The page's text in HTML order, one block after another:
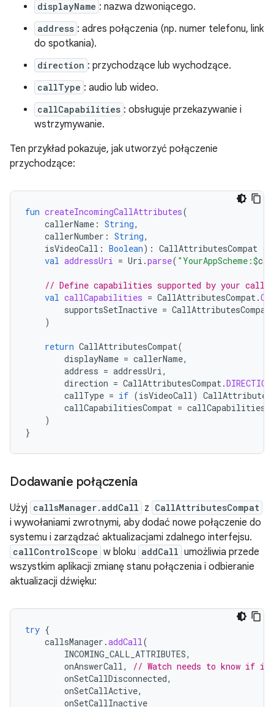
displayName : nazwa dzwoniącego.
address : adres połączenia (np. numer telefonu, link
do spotkania).
direction : przychodzące lub wychodzące.
callType : audio lub wideo.
callCapabilities : obsługuje przekazywanie i
wstrzymywanie.
Ten przykład pokazuje, jak utworzyć połączenie
przychodzące:
fun createIncomingCallAttributes(
callerName : String,
callerNumber : String,
isVideoCall : Boolean): CallAttributesCompat {
val addressUri = Uri .parse( "YourAppScheme:$
// Define capabilities supported by your call.
val callCapabilities = CallAttributesCompat.
supportsSetInactive = CallAttributesCompat
)
return CallAttributesCompat(
displayName = callerName,
address = addressUri,
direction = CallAttributesCompat.
callType = if (isVideoCall)
callCapabilitiesCompat = callCapabilities
)
}
Dodawanie połączenia
Użyj callsManager.addCall z CallAttributesCompat
i wywołaniami zwrotnymi, aby dodać nowe połączenie do
systemu i zarządzać aktualizacjami zdalnego interfejsu.
callControlScope w bloku addCall umożliwia przede
wszystkim aplikacji zmianę stanu połączenia i odbieranie
aktualizacji dźwięku:
try {
callsManager .addCall(
INCOMING_CALL_ATTRIBUTES,
onAnswerCall,
// Watch needs to know if it
onSetCallDisconnected,
onSetCallActive,
onSetCallInactive